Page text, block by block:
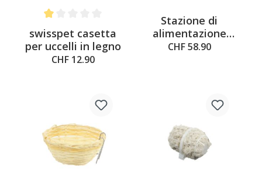
Average rating of 1 out of 5 stars
swisspet casetta
per uccelli in legno
CHF 12.90
Stazione di
alimentazione
Ferplast Jok 2
CHF 58.90